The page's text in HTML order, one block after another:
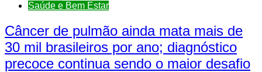
Saúde e Bem Estar
Câncer de pulmão ainda mata mais de
30 mil brasileiros por ano; diagnóstico
precoce continua sendo o maior desafio